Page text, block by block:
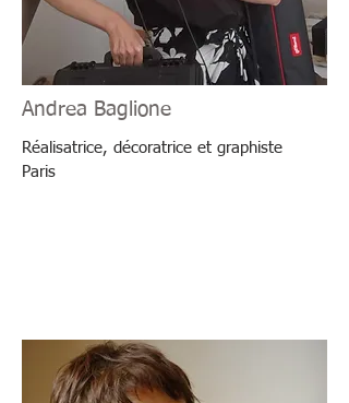
Andrea Baglione
Réalisatrice, décoratrice et graphiste
Paris